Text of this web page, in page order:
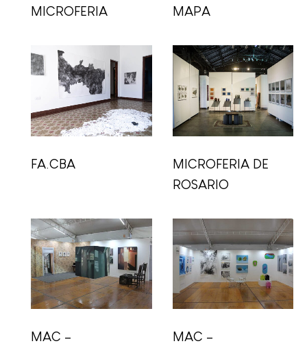
MICROFERIA MAPA
FA.CBA
MICROFERIA DE
ROSARIO
MAC –
MAC –